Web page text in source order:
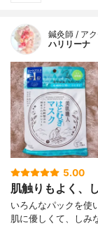
鍼灸師 / ア
ハリリーナ
5.00
肌触りもよく、
いろんなパックを使
肌に優しくて、しみ